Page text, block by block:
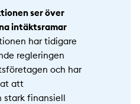
ser över
intäktsramar
har tidigare
regleringen
och har
att
stark finansiell